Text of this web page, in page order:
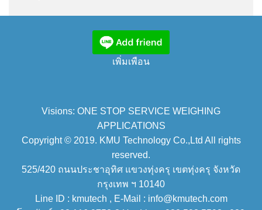
เพิ่มเพือน
Visions: ONE STOP SERVICE WEIGHING
APPLICATIONS
Copyright © 2019. KMU Technology Co.,Ltd All rights
reserved.
525/420 ถนนประชาอุทิศ แขวงทุ่งครุ เขตทุ่งครุ จังหวัด
กรุงเทพ ฯ 10140
Line ID : kmutech , E-Mail : info@kmutech.com